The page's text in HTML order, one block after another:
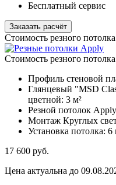
Бесплатный сервис
Заказать расчёт
Стоимость резного
Стоимость резного
Профиль стеновой
Глянцевый "MSD
цветной: 3 м²
Резной потолок
Монтаж Круглых
Установка потолка: 6
17 600 руб.
Цена актуальна до